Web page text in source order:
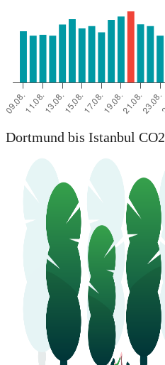
Dortmund bis Istanbul